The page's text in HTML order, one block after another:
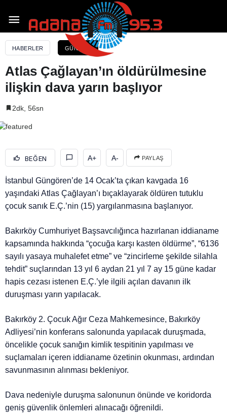
HABERLER GÜNDEM
Atlas Çağlayan’ın öldürülmesine
ilişkin dava yarın başlıyor
2dk, 56sn
BEĞEN A+ A- PAYLAŞ
İstanbul Güngören’de 14 Ocak’ta çıkan kavgada 16
yaşındaki Atlas Çağlayan’ı bıçaklayarak öldüren tutuklu
çocuk sanık E.Ç.’nin (15) yargılanmasına başlanıyor.
Bakırköy Cumhuriyet Başsavcılığınca hazırlanan iddianame
kapsamında hakkında “çocuğa karşı kasten öldürme”, “6136
sayılı yasaya muhalefet etme” ve “zincirleme şekilde silahla
tehdit” suçlarından 13 yıl 6 aydan 21 yıl 7 ay 15 güne kadar
hapis cezası istenen E.Ç.’yle ilgili açılan davanın ilk
duruşması yarın yapılacak.
Bakırköy 2. Çocuk Ağır Ceza Mahkemesince, Bakırköy
Adliyesi’nin konferans salonunda yapılacak duruşmada,
öncelikle çocuk sanığın kimlik tespitinin yapılması ve
suçlamaları içeren iddianame özetinin okunması, ardından
savunmasının alınması bekleniyor.
Dava nedeniyle duruşma salonunun önünde ve koridorda
geniş güvenlik önlemleri alınacağı öğrenildi.
Atlas Çağlayan’ın öldürülmesine ilişkin dava yarın
başlıyor